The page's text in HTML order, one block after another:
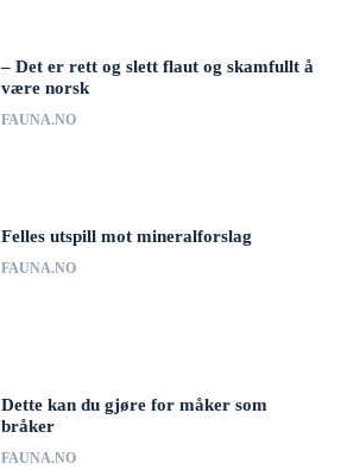
– Det er rett og slett flaut og skamfullt å
være norsk
FAUNA.NO
Felles utspill mot mineralforslag
FAUNA.NO
Dette kan du gjøre for måker som
bråker
FAUNA.NO